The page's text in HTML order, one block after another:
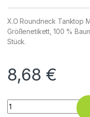
X.O Roundneck Tanktop
Größenetikett, 100 %
Stück.
8,68 €
X.O Roundneck